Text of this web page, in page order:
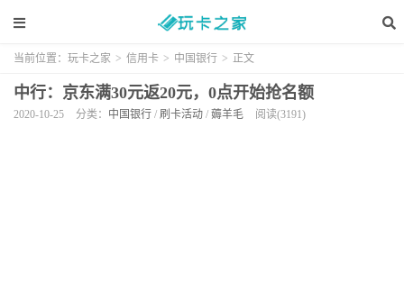
当前位置： 玩卡之家 > 信用卡 > 中国银行 > 正文
中行：京东满30元返20元，0点开始抢名额
2020-10-25 分类： 中国银行 / 刷卡活动 / 薅羊毛 阅读(3191)